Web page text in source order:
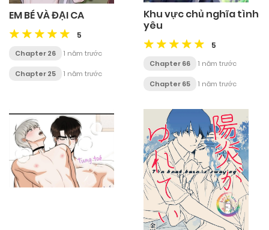
EM BÉ VÀ ĐẠI CA
5
Chapter 26 1 năm trước
Chapter 25 1 năm trước
Khu vực chủ nghĩa tình
yêu
5
Chapter 66 1 năm trước
Chapter 65 1 năm trước